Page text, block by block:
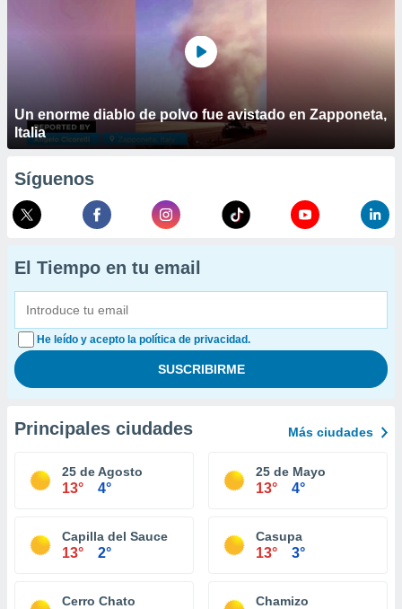
Un enorme diablo de polvo fue avistado en Zapponeta,
Italia
Síguenos
El Tiempo en tu email
He leído y acepto la política de privacidad.
Principales ciudades Más ciudades
25 de Agosto
13° 4°
25 de Mayo
13° 4°
Capilla del Sauce
13° 2°
Casupa
13° 3°
Cerro Chato Chamizo